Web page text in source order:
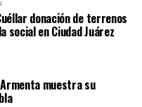
donación de terrenos
social en Ciudad Juárez
muestra su